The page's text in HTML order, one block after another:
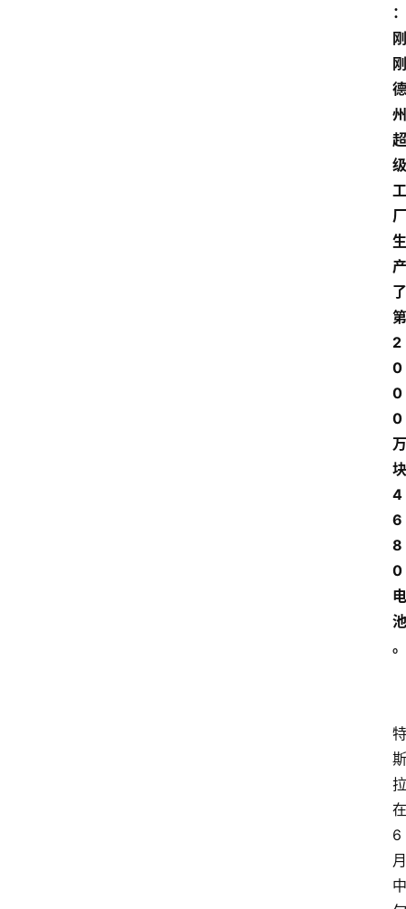
：
刚
刚
德
州
超
级
工
厂
生
产
了
第
2
0
0
0
万
块
4
6
8
0
电
池
。
特
斯
拉
在
6
月
中